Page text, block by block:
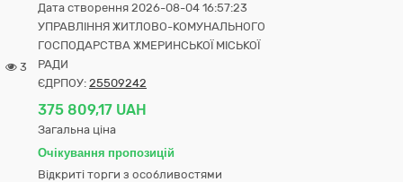
3
Дата створення 2026-08-04 16:57:23
УПРАВЛІННЯ ЖИТЛОВО-КОМУНАЛЬНОГО
ГОСПОДАРСТВА ЖМЕРИНСЬКОЇ МІСЬКОЇ
РАДИ
ЄДРПОУ: 25509242
375 809,17 UAH
Загальна ціна
Очікування пропозицій
Відкриті торги з особливостями